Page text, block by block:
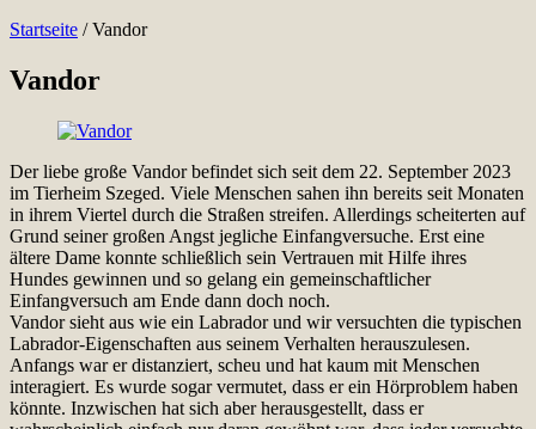
Startseite /Vandor
Vandor
Der liebe große Vandor befindet sich seit dem 22. September 2023
im Tierheim Szeged. Viele Menschen sahen ihn bereits seit Monaten
in ihrem Viertel durch die Straßen streifen. Allerdings scheiterten auf
Grund seiner großen Angst jegliche Einfangversuche. Erst eine
ältere Dame konnte schließlich sein Vertrauen mit Hilfe ihres
Hundes gewinnen und so gelang ein gemeinschaftlicher
Einfangversuch am Ende dann doch noch.
Vandor sieht aus wie ein Labrador und wir versuchten die typischen
Labrador-Eigenschaften aus seinem Verhalten herauszulesen.
Anfangs war er distanziert, scheu und hat kaum mit Menschen
interagiert. Es wurde sogar vermutet, dass er ein Hörproblem haben
könnte. Inzwischen hat sich aber herausgestellt, dass er